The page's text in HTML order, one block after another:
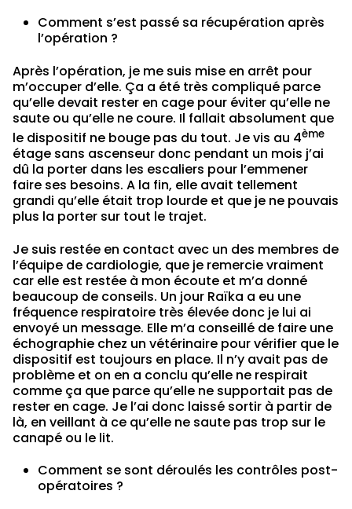
Comment s’est passé sa récupération après
l’opération ?
Après l’opération, je me suis mise en arrêt pour
m’occuper d’elle. Ça a été très compliqué parce
qu’elle devait rester en cage pour éviter qu’elle ne
saute ou qu’elle ne coure. Il fallait absolument que
le dispositif ne bouge pas du tout. Je vis au 4ème
étage sans ascenseur donc pendant un mois j’ai
dû la porter dans les escaliers pour l’emmener
faire ses besoins. A la fin, elle avait tellement
grandi qu’elle était trop lourde et que je ne pouvais
plus la porter sur tout le trajet.
Je suis restée en contact avec un des membres de
l’équipe de cardiologie, que je remercie vraiment
car elle est restée à mon écoute et m’a donné
beaucoup de conseils. Un jour Raïka a eu une
fréquence respiratoire très élevée donc je lui ai
envoyé un message. Elle m’a conseillé de faire une
échographie chez un vétérinaire pour vérifier que le
dispositif est toujours en place. Il n’y avait pas de
problème et on en a conclu qu’elle ne respirait
comme ça que parce qu’elle ne supportait pas de
rester en cage. Je l’ai donc laissé sortir à partir de
là, en veillant à ce qu’elle ne saute pas trop sur le
canapé ou le lit.
Comment se sont déroulés les contrôles post-
opératoires ?